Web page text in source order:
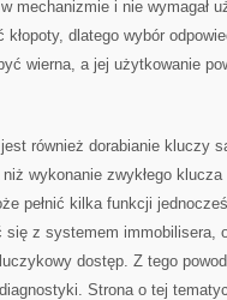
mechanizmie i nie wymagał
dlatego wybór
wierna, a jej użytkowanie
również dorabianie kluczy
wykonanie zwykłego
pełnić kilka funkcji
z systemem immobilisera,
dostęp. Z tego
Strona o tej